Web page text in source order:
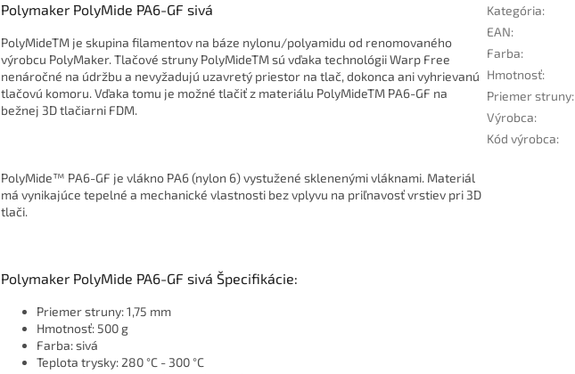
Polymaker PolyMide PA6-GF sivá
PolyMideTM je skupina filamentov na báze nylonu/polyamidu od renomovaného
výrobcu PolyMaker. Tlačové struny PolyMideTM sú vďaka technológii Warp Free
nenáročné na údržbu a nevyžadujú uzavretý priestor na tlač, dokonca ani vyhrievanú
tlačovú komoru. Vďaka tomu je možné tlačiť z materiálu PolyMideTM PA6-GF na
bežnej 3D tlačiarni FDM.
PolyMide™ PA6-GF je vlákno PA6 (nylon 6) vystužené sklenenými vláknami. Materiál
má vynikajúce tepelné a mechanické vlastnosti bez vplyvu na priľnavosť vrstiev pri 3D
tlači.
Polymaker PolyMide PA6-GF sivá Špecifikácie:
Priemer struny: 1,75 mm
Hmotnosť: 500 g
Farba: sivá
Teplota trysky: 280 °C - 300 °C
Kategória:
EAN:
Farba:
Hmotnosť:
Priemer struny:
Výrobca:
Kód výrobca: